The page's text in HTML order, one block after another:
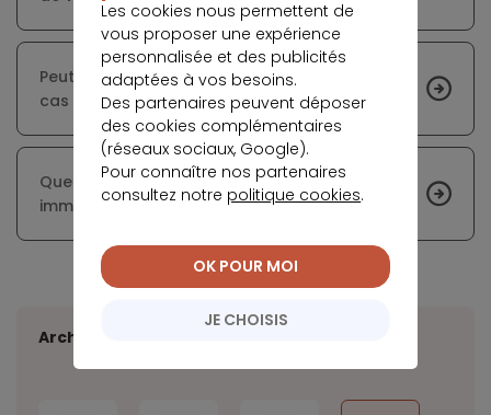
Peut-on obtenir une assurance emprunteur en
cas de cancer du côlon ?
Quel est le taux d’assurance de crédit
immobilier en 2023 ?
Archives
Les cookies nous permettent de
vous proposer une expérience
personnalisée et des publicités
adaptées à vos besoins.
Des partenaires peuvent déposer
des cookies complémentaires
(réseaux sociaux, Google).
Pour connaître nos partenaires
consultez notre politique cookies.
JE CHOISIS
OK POUR MOI